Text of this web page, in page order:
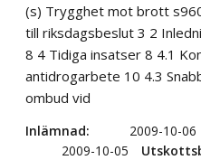
(s) Trygghet mot brott
till riksdagsbeslut 3 2
8 4 Tidiga insatser 8 4.1
antidrogarbete 10 4.3
ombud vid
Inlämnad 2009-10-06
2009-10-05